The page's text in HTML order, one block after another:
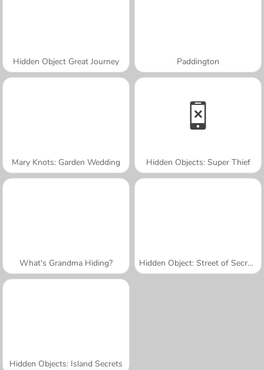
Hidden Object Great Journey Paddington
Mary Knots: Garden Wedding Hidden Objects: Super Thief
What's Grandma Hiding? Hidden Object: Street of Secrets
Hidden Objects: Island Secrets